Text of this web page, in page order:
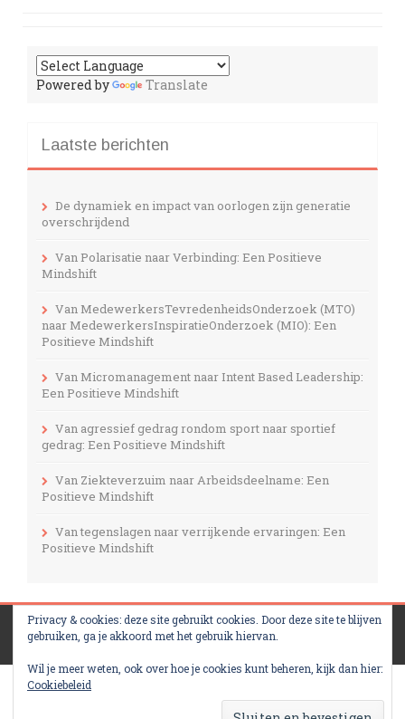
Powered by Translate
Laatste berichten
De dynamiek en impact van oorlogen zijn generatie
overschrijdend
Van Polarisatie naar Verbinding: Een Positieve
Mindshift
Van MedewerkersTevredenheidsOnderzoek (MTO)
naar MedewerkersInspiratieOnderzoek (MIO): Een
Positieve Mindshift
Van Micromanagement naar Intent Based Leadership:
Een Positieve Mindshift
Van agressief gedrag rondom sport naar sportief
gedrag: Een Positieve Mindshift
Van Ziekteverzuim naar Arbeidsdeelname: Een
Positieve Mindshift
Van tegenslagen naar verrijkende ervaringen: Een
Positieve Mindshift
Designed ByInkHive.© 2026 Mental Training Center. All
Rights Reserved.
Privacy & cookies: deze site gebruikt cookies. Door deze site te blijven
gebruiken, ga je akkoord met het gebruik hiervan.
Wil je meer weten, ook over hoe je cookies kunt beheren, kijk dan hier:
Cookiebeleid